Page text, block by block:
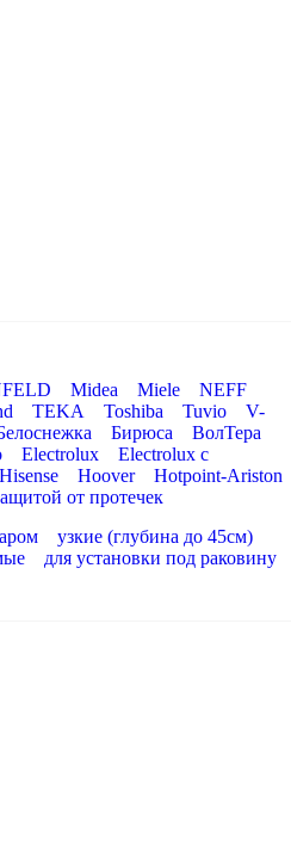
Midea Miele
NEFF
TEKA Toshiba Tuvio
V-
Бирюса
ВолТера
Electrolux
Electrolux с
Hisense Hoover
Hotpoint-Ariston
от протечек
узкие (глубина до 45см)
для установки под раковину